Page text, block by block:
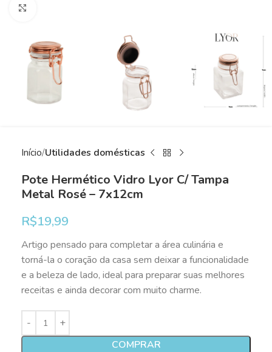
Início Utilidades domésticas
Pote Hermético Vidro Lyor C/ Tampa
Metal Rosé – 7x12cm
R$19,99
Artigo pensado para completar a área culinária e
torná-la o coração da casa sem deixar a funcionalidade
e a beleza de lado, ideal para preparar suas melhores
receitas e ainda decorar com muito charme.
COMPRAR